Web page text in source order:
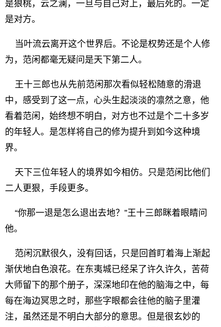
是狼桃，云之澜，一旦与自己对上，最后死的。一定
是对方。
当叶流云离开这个世界后。不论是权势还是个人修
为，范闲都毫无疑问是天下第二人。
王十三郎也从先前范闲那次看似轻松随意的滑退
中，感受到了这一点，心头生起淡淡的凛然之意，他
看着范闲，始终想不明白，对方也不过是个二十多岁
的年轻人。是怎样将自己的修为提升到如今这种境
界。
天下三位年轻人的境界如今相仿。只是范闲比他们
二人更狠，手段更多。
“你那一退是怎么退出去地？”王十三郎眯着眼睛问
他。
范闲沉默很久，没有回话，只是回首盯着海上渐起
渐伏地白色浪花。在东夷城已经呆了许久许久，苦荷
大师留下的那个册子，深深地印在他的脑海之中，每
每在海边冥思之时，那些字眼都会往他的脑子里灌
注，虽然还是不明白大部分的意思。但是很玄妙的